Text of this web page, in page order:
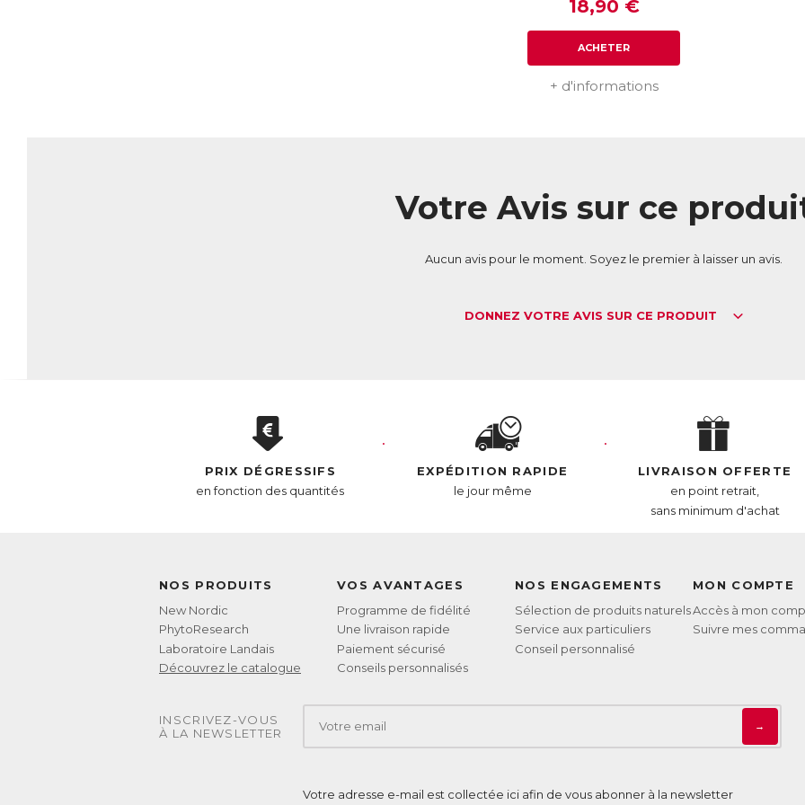
18,90 €
ACHETER
+ d'informations
Votre Avis sur ce
Aucun avis pour le moment. Soyez le premier à laisser un avis.
DONNEZ VOTRE AVIS SUR CE PRODUIT
PRIX DÉGRESSIFS
en fonction des quantités
EXPÉDITION RAPIDE
le jour même
LIVRAISON OFFERTE
en point retrait,
sans minimum d'achat
NOS PRODUITS
New Nordic
PhytoResearch
Laboratoire Landais
Découvrez le catalogue
VOS AVANTAGES
Programme de fidélité
Une livraison rapide
Paiement sécurisé
Conseils personnalisés
NOS ENGAGEMENTS
Sélection de produits naturels
Service aux particuliers
Conseil personnalisé
MON COMPTE
Accès à mon
Suivre mes
INSCRIVEZ-VOUS
À LA NEWSLETTER
→
Votre adresse e-mail est collectée ici afin de vous abonner à la newsletter